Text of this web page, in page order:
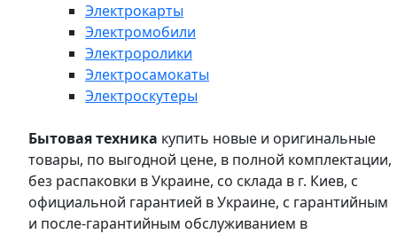
Электрокарты
Электромобили
Электроролики
Электросамокаты
Электроскутеры
Бытовая техника купить новые и оригинальные
товары, по выгодной цене, в полной комплектации,
без распаковки в Украине, со склада в г. Киев, с
официальной гарантией в Украине, с гарантийным
и после-гарантийным обслуживанием в